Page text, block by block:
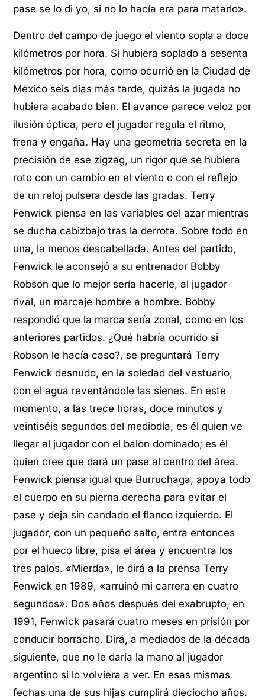
pase se lo di yo, si no lo hacía era para matarlo».
Dentro del campo de juego el viento sopla a doce
kilómetros por hora. Si hubiera soplado a sesenta
kilómetros por hora, como ocurrió en la Ciudad de
México seis días más tarde, quizás la jugada no
hubiera acabado bien. El avance parece veloz por
ilusión óptica, pero el jugador regula el ritmo,
frena y engaña. Hay una geometría secreta en la
precisión de ese zigzag, un rigor que se hubiera
roto con un cambio en el viento o con el reflejo
de un reloj pulsera desde las gradas. Terry
Fenwick piensa en las variables del azar mientras
se ducha cabizbajo tras la derrota. Sobre todo en
una, la menos descabellada. Antes del partido,
Fenwick le aconsejó a su entrenador Bobby
Robson que lo mejor sería hacerle, al jugador
rival, un marcaje hombre a hombre. Bobby
respondió que la marca sería zonal, como en los
anteriores partidos. ¿Qué habría ocurrido si
Robson le hacía caso?, se preguntará Terry
Fenwick desnudo, en la soledad del vestuario,
con el agua reventándole las sienes. En este
momento, a las trece horas, doce minutos y
veintiséis segundos del mediodía, es él quien ve
llegar al jugador con el balón dominado; es él
quien cree que dará un pase al centro del área.
Fenwick piensa igual que Burruchaga, apoya todo
el cuerpo en su pierna derecha para evitar el
pase y deja sin candado el flanco izquierdo. El
jugador, con un pequeño salto, entra entonces
por el hueco libre, pisa el área y encuentra los
tres palos. «Mierda», le dirá a la prensa Terry
Fenwick en 1989, «arruinó mi carrera en cuatro
segundos». Dos años después del exabrupto, en
1991, Fenwick pasará cuatro meses en prisión por
conducir borracho. Dirá, a mediados de la década
siguiente, que no le daría la mano al jugador
argentino si lo volviera a ver. En esas mismas
fechas una de sus hijas cumplirá dieciocho años.